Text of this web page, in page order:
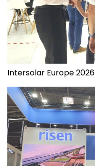
Intersolar Europe 2026